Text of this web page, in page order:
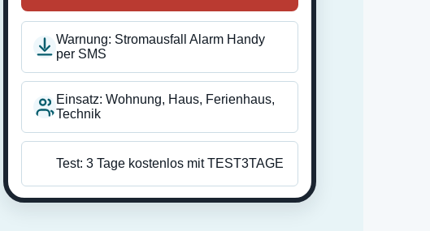
Warnung: Stromausfall Alarm Handy
per SMS
Einsatz: Wohnung, Haus, Ferienhaus,
Technik
Test: 3 Tage kostenlos mit TEST3TAGE